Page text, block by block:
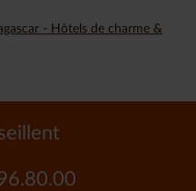
- Hôtels de charme &